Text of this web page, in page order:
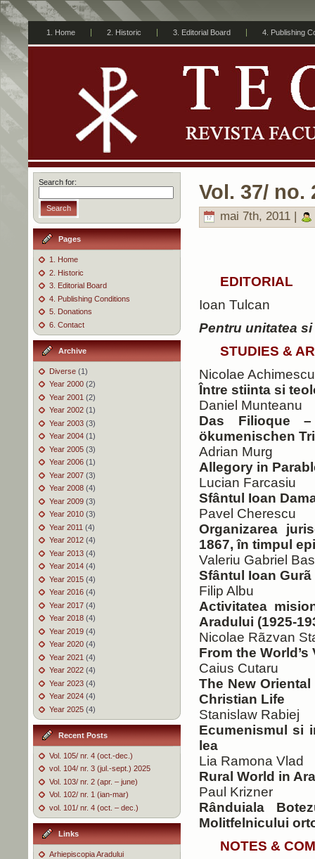
1. Home 2. Historic 3. Editorial Board 4. Publishing
Search for:
Search
Pages
1. Home
2. Historic
3. Editorial Board
4. Publishing Conditions
5. Donations
6. Contact
Archive
Diverse (1)
Year 2000 (2)
Year 2001 (2)
Year 2002 (1)
Year 2003 (3)
Year 2004 (1)
Year 2005 (3)
Year 2006 (1)
Year 2007 (3)
Year 2008 (4)
Year 2009 (3)
Year 2010 (3)
Year 2011 (4)
Year 2012 (4)
Year 2013 (4)
Year 2014 (4)
Year 2015 (4)
Year 2016 (4)
Year 2017 (4)
Year 2018 (4)
Year 2019 (4)
Year 2020 (4)
Year 2021 (4)
Year 2022 (4)
Year 2023 (4)
Year 2024 (4)
Year 2025 (4)
Recent Posts
Vol. 105/ nr. 4 (oct.-dec.)
vol. 104/ nr. 3 (jul.-sept.) 2025
Vol. 103/ nr. 2 (apr. – june)
Vol. 102/ nr. 1 (ian-mar)
vol. 101/ nr. 4 (oct. – dec.)
Links
Arhiepiscopia Aradului
Vol. 37/ no.
mai 7th, 2011 |
EDITORIAL
Ioan Tulcan
Pentru unitatea
STUDIES &
Nicolae Achimescu
Între stiinta si
Daniel Munteanu
Das Filioque –
ökumenischen
Adrian Murg
Allegory in
Lucian Farcasiu
Sfântul Ioan
Pavel Cherescu
Organizarea
1867, în timpul
Valeriu Gabriel
Sfântul Ioan
Filip Albu
Activitatea
Aradului (1925-
Nicolae Rãzvan
From the
Caius Cutaru
The New
Christian Life
Stanislaw Rabiej
Ecumenismul si
lea
Lia Ramona Vlad
Rural World in
Paul Krizner
Rânduiala
Molitfelnicului
NOTES &